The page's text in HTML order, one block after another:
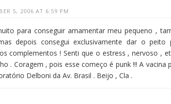
5, 2006 AT 6:59 PM
para conseguir amamentar meu pequeno ,
depois consegui exclusivamente dar o
complementos ! Senti que o estress , nervoso ,
. Coragem , pois esse começo é punk !!! A vacina
Delboni da Av. Brasil . Beijo , Cla .